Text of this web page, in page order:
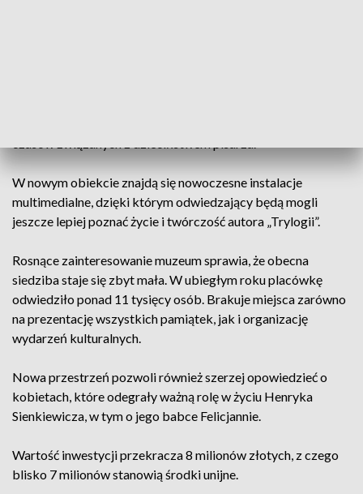
W nowym obiekcie znajdą się nowoczesne instalacje
multimedialne, dzięki którym odwiedzający będą mogli
jeszcze lepiej poznać życie i twórczość autora „Trylogii”.
Rosnące zainteresowanie muzeum sprawia, że obecna
siedziba staje się zbyt mała. W ubiegłym roku placówkę
odwiedziło ponad 11 tysięcy osób. Brakuje miejsca zarówno
na prezentację wszystkich pamiątek, jak i organizację
wydarzeń kulturalnych.
Nowa przestrzeń pozwoli również szerzej opowiedzieć o
kobietach, które odegrały ważną rolę w życiu Henryka
Sienkiewicza, w tym o jego babce Felicjannie.
Wartość inwestycji przekracza 8 milionów złotych, z czego
blisko 7 milionów stanowią środki unijne.